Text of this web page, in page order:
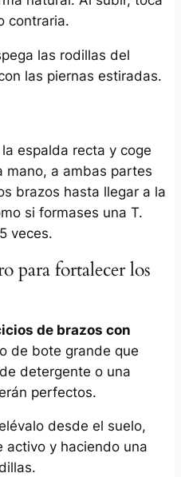
contraria.
las rodillas del
las piernas estiradas.
espalda recta y coge
mano, a ambas partes
brazos hasta llegar a la
si formases una T.
veces.
para fortalecer los
de brazos con
de bote grande que
detergente o una
perfectos.
desde el suelo,
activo y haciendo una